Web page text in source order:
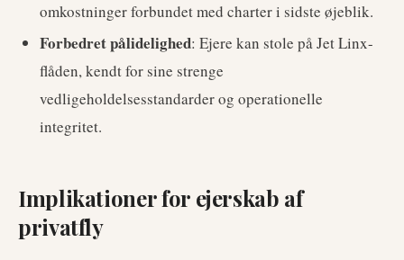
omkostninger forbundet med charter i sidste øjeblik.
Forbedret pålidelighed: Ejere kan stole på Jet Linx-
flåden, kendt for sine strenge
vedligeholdelsesstandarder og operationelle
integritet.
Implikationer for ejerskab af
privatfly